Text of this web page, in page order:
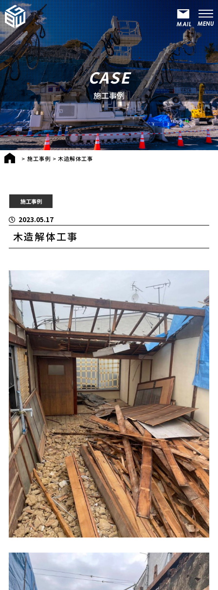
CASE
施工事例
>施工事例 >木造解体工事
施工事例
2023.05.17
木造解体工事